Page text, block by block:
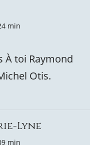
min
À toi Raymond
Otis.
Lyne
min